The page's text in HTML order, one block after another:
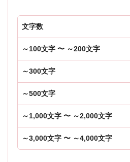
文字数
～100文字 〜 ～200文字
～300文字
～500文字
～1,000文字 〜 ～2,000文字
～3,000文字 〜 ～4,000文字